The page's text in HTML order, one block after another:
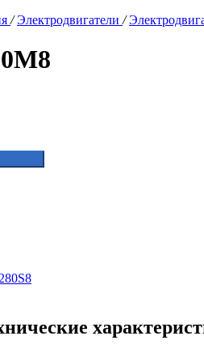
/ Электродвигатели /